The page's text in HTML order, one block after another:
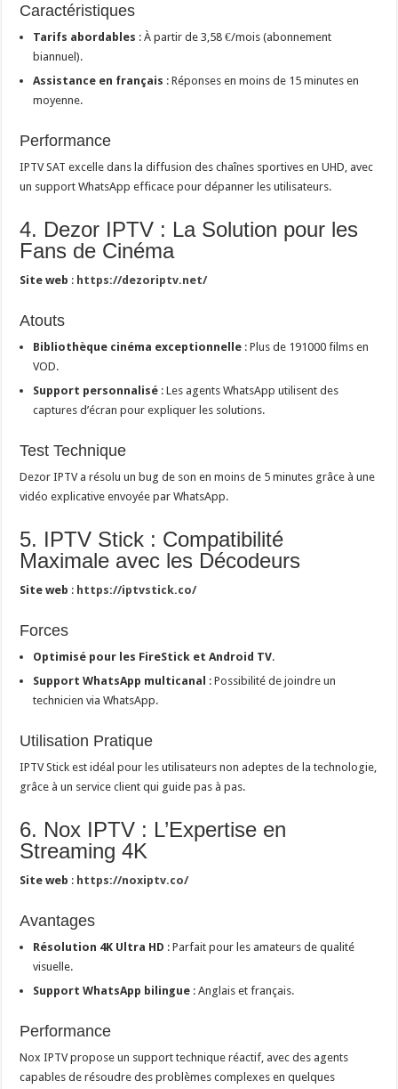
Caractéristiques
Tarifs abordables : À partir de 3,58 €/mois (abonnement
biannuel).
Assistance en français : Réponses en moins de 15 minutes en
moyenne.
Performance
IPTV SAT excelle dans la diffusion des chaînes sportives en UHD, avec
un support WhatsApp efficace pour dépanner les utilisateurs.
4. Dezor IPTV : La Solution pour les
Fans de Cinéma
Site web : https://dezoriptv.net/
Atouts
Bibliothèque cinéma exceptionnelle : Plus de 191000 films en
VOD.
Support personnalisé : Les agents WhatsApp utilisent des
captures d’écran pour expliquer les solutions.
Test Technique
Dezor IPTV a résolu un bug de son en moins de 5 minutes grâce à une
vidéo explicative envoyée par WhatsApp.
5. IPTV Stick : Compatibilité
Maximale avec les Décodeurs
Site web : https://iptvstick.co/
Forces
Optimisé pour les FireStick et Android TV.
Support WhatsApp multicanal : Possibilité de joindre un
technicien via WhatsApp.
Utilisation Pratique
IPTV Stick est idéal pour les utilisateurs non adeptes de la technologie,
grâce à un service client qui guide pas à pas.
6. Nox IPTV : L’Expertise en
Streaming 4K
Site web : https://noxiptv.co/
Avantages
Résolution 4K Ultra HD : Parfait pour les amateurs de qualité
visuelle.
Support WhatsApp bilingue : Anglais et français.
Performance
Nox IPTV propose un support technique réactif, avec des agents
capables de résoudre des problèmes complexes en quelques